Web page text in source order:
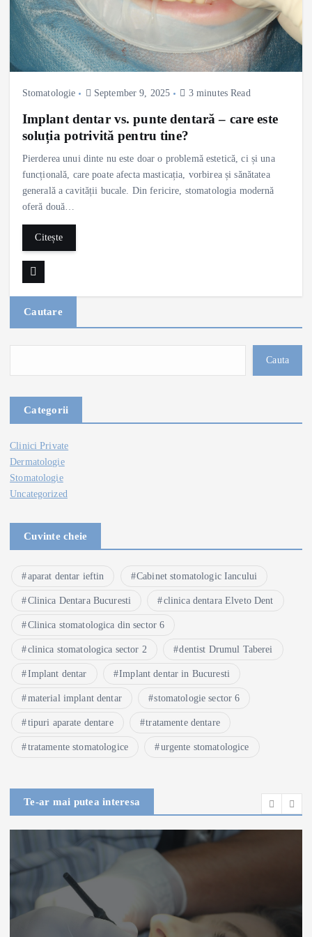
Stomatologie September 9, 2025 3 minutes Read
Implant dentar vs. punte dentară – care este
soluția potrivită pentru tine?
Pierderea unui dinte nu este doar o problemă estetică, ci și una
funcțională, care poate afecta masticația, vorbirea și sănătatea
generală a cavității bucale. Din fericire, stomatologia modernă
oferă două…
Citește
Cautare
Cauta
Categorii
Clinici Private
Dermatologie
Stomatologie
Uncategorized
Cuvinte cheie
aparat dentar ieftin Cabinet stomatologic Iancului
Clinica Dentara Bucuresti clinica dentara Elveto Dent
Clinica stomatologica din sector 6
clinica stomatologica sector 2 dentist Drumul Taberei
Implant dentar Implant dentar in Bucuresti
material implant dentar stomatologie sector 6
tipuri aparate dentare tratamente dentare
tratamente stomatologice urgente stomatologice
Te-ar mai putea interesa